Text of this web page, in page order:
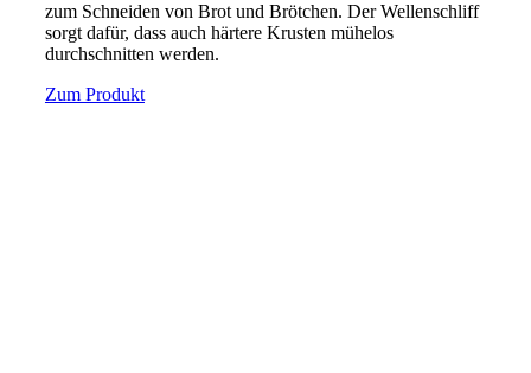
zum Schneiden von Brot und Brötchen. Der Wellenschliff
sorgt dafür, dass auch härtere Krusten mühelos
durchschnitten werden.
Zum Produkt